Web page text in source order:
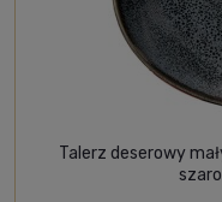
Talerz deserowy